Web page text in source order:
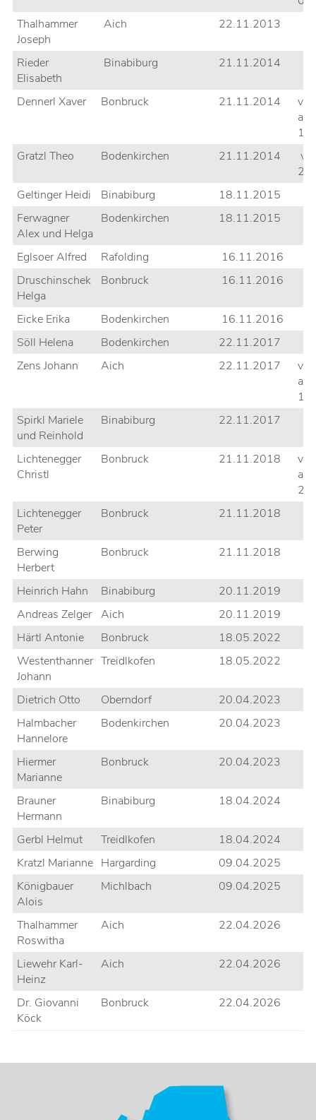
Thalhammer
Joseph
Aich 22.11.2013
Rieder
Elisabeth
Binabiburg 21.11.2014
Dennerl Xaver Bonbruck 21.11.2014
am
Gratzl Theo
Bodenkirchen 21.11.2014
Geltinger Heidi
Binabiburg
18.11.2015
Ferwagner
Alex und Helga
Bodenkirchen 18.11.2015
Eglsoer Alfred Rafolding
16.11.2016
Druschinschek
Helga
Bonbruck 16.11.2016
Eicke Erika Bodenkirchen
16.11.2016
Söll Helena
Bodenkirchen
22.11.2017
Zens Johann
Aich 22.11.2017
am
Spirkl Mariele
und Reinhold
Binabiburg 22.11.2017
Lichtenegger
Christl
Bonbruck 21.11.2018
am
Lichtenegger
Peter
Bonbruck 21.11.2018
Berwing
Herbert
Bonbruck 21.11.2018
Heinrich Hahn Binabiburg
20.11.2019
Andreas Zelger Aich
20.11.2019
Härtl Antonie
Bonbruck
18.05.2022
Westenthanner
Johann
Treidlkofen 18.05.2022
Dietrich Otto Oberndorf
20.04.2023
Halmbacher
Hannelore
Bodenkirchen 20.04.2023
Hiermer
Marianne
Bonbruck 20.04.2023
Brauner
Hermann
Binabiburg 18.04.2024
Gerbl Helmut Treidlkofen
18.04.2024
Kratzl Marianne Hargarding
09.04.2025
Königbauer
Alois
Michlbach 09.04.2025
Thalhammer
Roswitha
Aich 22.04.2026
Liewehr Karl-
Heinz
Aich 22.04.2026
Dr. Giovanni
Köck
Bonbruck 22.04.2026